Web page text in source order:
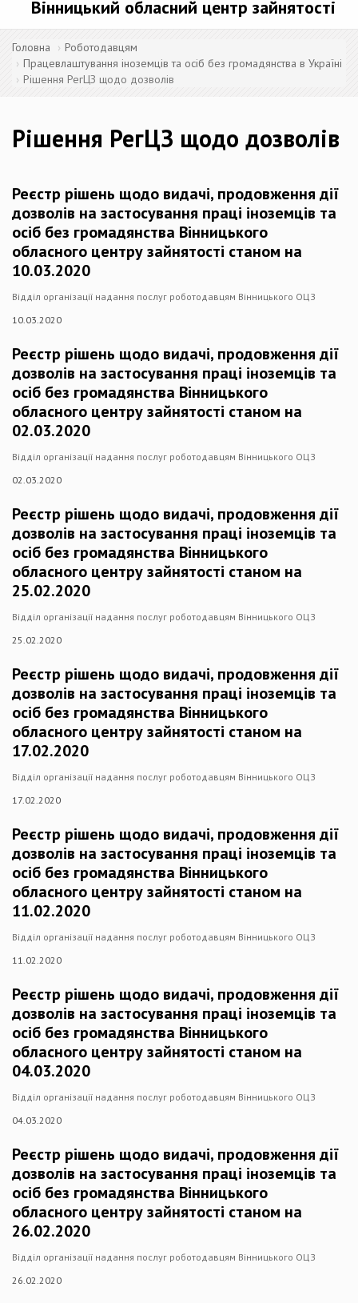
Вінницький обласний центр зайнятості
Головна
Роботодавцям
Працевлаштування іноземців та осіб без громадянства в Україні
Рішення РегЦЗ щодо дозволів
Рішення РегЦЗ щодо дозволів
Реєстр рішень щодо видачі, продовження дії
дозволів на застосування праці іноземців та
осіб без громадянства Вінницького
обласного центру зайнятості станом на
10.03.2020
Відділ організації надання послуг роботодавцям Вінницького ОЦЗ
10.03.2020
Реєстр рішень щодо видачі, продовження дії
дозволів на застосування праці іноземців та
осіб без громадянства Вінницького
обласного центру зайнятості станом на
02.03.2020
Відділ організації надання послуг роботодавцям Вінницького ОЦЗ
02.03.2020
Реєстр рішень щодо видачі, продовження дії
дозволів на застосування праці іноземців та
осіб без громадянства Вінницького
обласного центру зайнятості станом на
25.02.2020
Відділ організації надання послуг роботодавцям Вінницького ОЦЗ
25.02.2020
Реєстр рішень щодо видачі, продовження дії
дозволів на застосування праці іноземців та
осіб без громадянства Вінницького
обласного центру зайнятості станом на
17.02.2020
Відділ організації надання послуг роботодавцям Вінницького ОЦЗ
17.02.2020
Реєстр рішень щодо видачі, продовження дії
дозволів на застосування праці іноземців та
осіб без громадянства Вінницького
обласного центру зайнятості станом на
11.02.2020
Відділ організації надання послуг роботодавцям Вінницького ОЦЗ
11.02.2020
Реєстр рішень щодо видачі, продовження дії
дозволів на застосування праці іноземців та
осіб без громадянства Вінницького
обласного центру зайнятості станом на
04.03.2020
Відділ організації надання послуг роботодавцям Вінницького ОЦЗ
04.03.2020
Реєстр рішень щодо видачі, продовження дії
дозволів на застосування праці іноземців та
осіб без громадянства Вінницького
обласного центру зайнятості станом на
26.02.2020
Відділ організації надання послуг роботодавцям Вінницького ОЦЗ
26.02.2020